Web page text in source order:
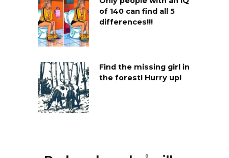
of 140 can find all 5
differences!!!
Find the missing girl in
the forest! Hurry up!